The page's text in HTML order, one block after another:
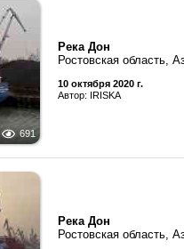
691
Река Дон
Ростовская область,
10 октября 2020 г.
Автор: IRISKA
Река Дон
Ростовская область,